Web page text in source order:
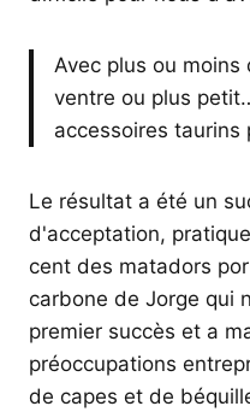
Avec plus ou
ventre ou plus
accessoires
Le résultat a été un
d'acceptation,
cent des matadors
carbone de Jorge qui
premier succès et a
préoccupations
de capes et de